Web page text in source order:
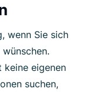
wenn Sie sich
keine eigenen
suchen,